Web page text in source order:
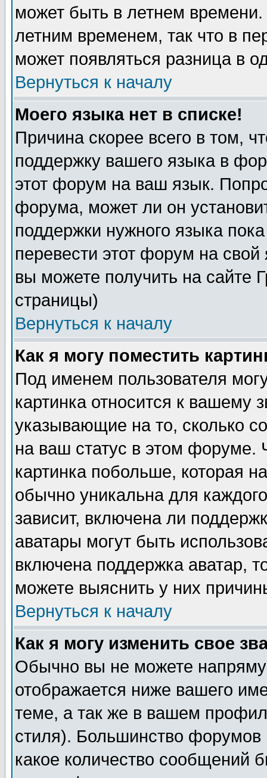
может быть в летнем
летним временем, так что в
может появляться разница в
Вернуться к началу
Моего языка нет в списке!
Причина скорее всего в том,
поддержку вашего языка в
этот форум на ваш язык.
форума, может ли он
поддержки нужного языка
перевести этот форум на
вы можете получить на сайте
страницы)
Вернуться к началу
Как я могу поместить
Под именем пользователя
картинка относится к вашему
указывающие на то, сколько
на ваш статус в этом форуме.
картинка побольше, которая
обычно уникальна для
зависит, включена ли
аватары могут быть
включена поддержка аватар,
можете выяснить у них
Вернуться к началу
Как я могу изменить свое
Обычно вы не можете
отображается ниже вашего
теме, а так же в вашем
стиля). Большинство форумов
какое количество сообщений